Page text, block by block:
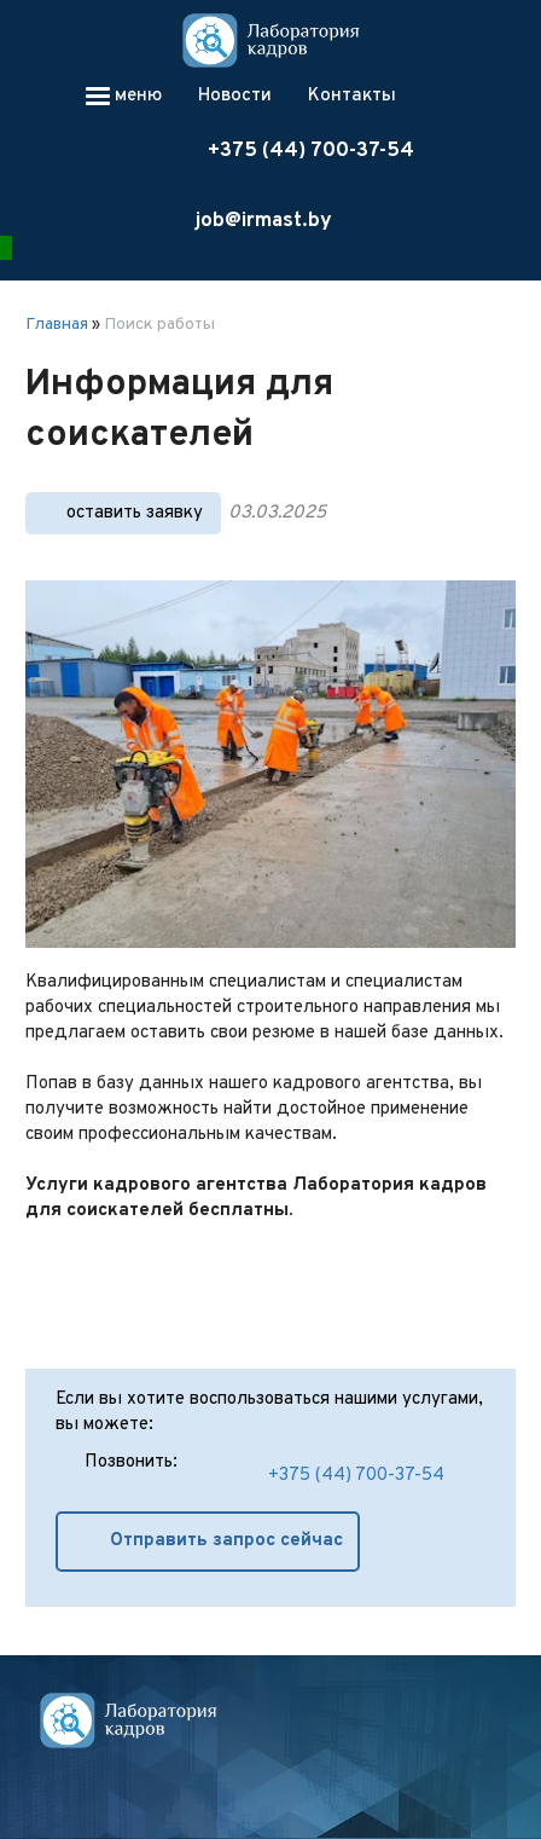
меню Новости Контакты
+375 (44) 700-37-54
job@irmast.by
Главная » Поиск работы
Информация для
соискателей
оставить заявку 03.03.2025
Квалифицированным специалистам и специалистам
рабочих специальностей строительного направления мы
предлагаем оставить свои резюме в нашей базе данных.
Попав в базу данных нашего кадрового агентства, вы
получите возможность найти достойное применение
своим профессиональным качествам.
Услуги кадрового агентства Лаборатория кадров
для соискателей бесплатны.
Если вы хотите воспользоваться нашими услугами,
вы можете:
Позвонить:
+375 (44) 700-37-54
Отправить запрос сейчас